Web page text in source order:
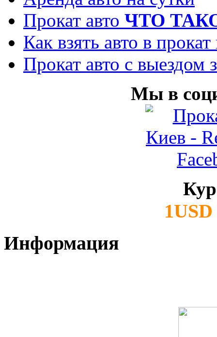
Прокат авто ЧТО
Как взять авто в
Прокат авто с выездом
Мы в
Информация